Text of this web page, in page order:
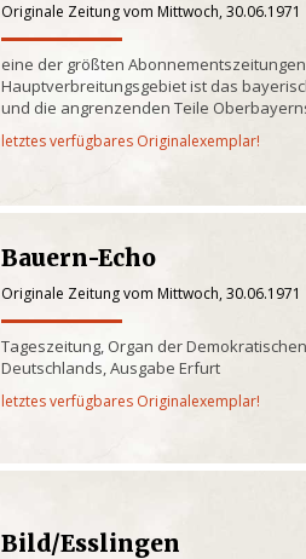
Originale Zeitung vom Mittwoch, 30.06.1971
eine der größten
Hauptverbreitungsgebiet ist das
und die angrenzenden Teile
letztes verfügbares Originalexemplar!
Bauern-Echo
Originale Zeitung vom Mittwoch, 30.06.1971
Tageszeitung, Organ der
Deutschlands, Ausgabe Erfurt
letztes verfügbares Originalexemplar!
Bild/Esslingen